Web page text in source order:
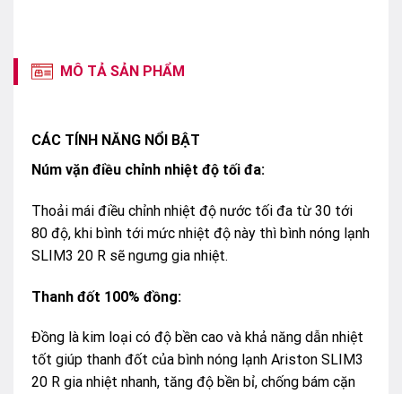
MÔ TẢ SẢN PHẨM
CÁC TÍNH NĂNG NỔI BẬT
Núm vặn điều chỉnh nhiệt độ tối đa:
Thoải mái điều chỉnh nhiệt độ nước tối đa từ 30 tới
80 độ, khi bình tới mức nhiệt độ này thì bình nóng lạnh
SLIM3 20 R sẽ ngưng gia nhiệt.
Thanh đốt 100% đồng:
Đồng là kim loại có độ bền cao và khả năng dẫn nhiệt
tốt giúp thanh đốt của bình nóng lạnh Ariston SLIM3
20 R gia nhiệt nhanh, tăng độ bền bỉ, chống bám cặn